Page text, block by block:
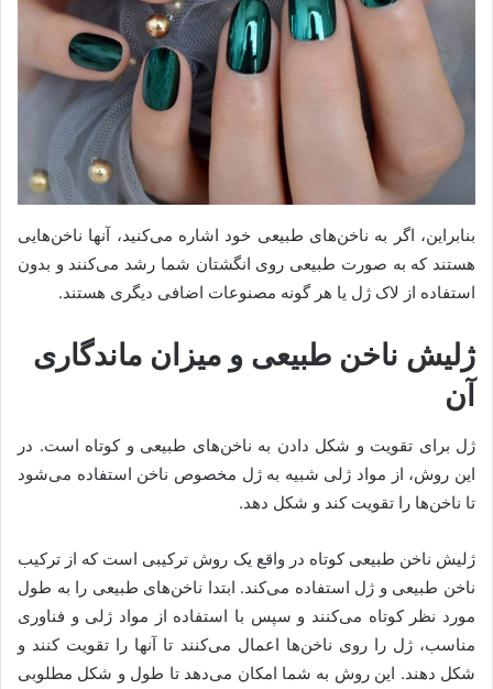
بنابراین، اگر به ناخن‌های طبیعی خود اشاره می‌کنید، آنها ناخن‌هایی
هستند که به صورت طبیعی روی انگشتان شما رشد می‌کنند و بدون
استفاده از لاک ژل یا هر گونه مصنوعات اضافی دیگری هستند.
ژلیش ناخن طبیعی و میزان ماندگاری
آن
ژل برای تقویت و شکل دادن به ناخن‌های طبیعی و کوتاه است. در
این روش، از مواد ژلی شبیه به ژل مخصوص ناخن استفاده می‌شود
تا ناخن‌ها را تقویت کند و شکل دهد.
ژلیش ناخن طبیعی کوتاه در واقع یک روش ترکیبی است که از ترکیب
ناخن طبیعی و ژل استفاده می‌کند. ابتدا ناخن‌های طبیعی را به طول
مورد نظر کوتاه می‌کنند و سپس با استفاده از مواد ژلی و فناوری
مناسب، ژل را روی ناخن‌ها اعمال می‌کنند تا آنها را تقویت کنند و
شکل دهند. این روش به شما امکان می‌دهد تا طول و شکل مطلوبی